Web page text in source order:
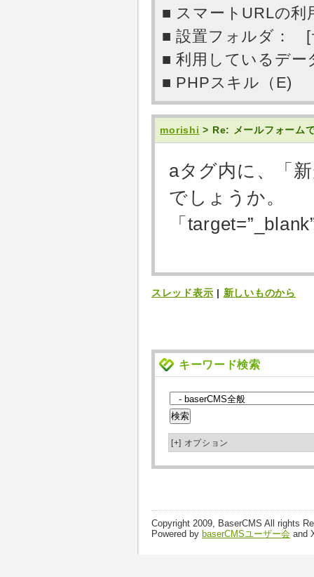
■ スマートURLの
■ 設置フォルダ： [
■ 利用しているデ
■ PHPスキル（E)
morishi > Re: メールフォーム
aタグ内に、「
でしょうか。
「
スレッド表示 | 新しいものから
キーワード検索
[+] オプション
Copyright 2009, BaserCMS All rights
Powered by baserCMSユーザー会 and